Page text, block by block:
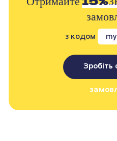
з кодом
Зробіть